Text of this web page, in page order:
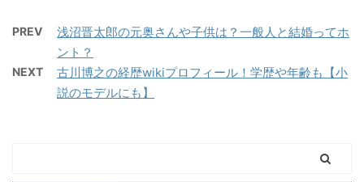
PREV
浅沼晋太郎の元奥さんや子供は？一般人と結婚ってホ
ント？
NEXT
古川博之の経歴wikiプロフィール！学歴や年齢も【小
説のモデルにも】